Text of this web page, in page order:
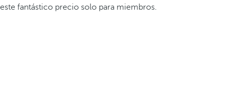
este fantástico precio solo para miembros.